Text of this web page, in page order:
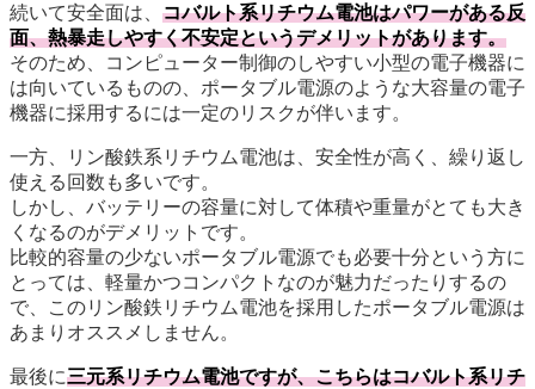
続いて安全面は、 コバルト系リチウム電池はパワーがある反
面、熱暴走しやすく不安定というデメリットがあります。
そのため、コンピューター制御のしやすい小型の電子機器に
は向いているものの、ポータブル電源のような大容量の電子
機器に採用するには一定のリスクが伴います。
一方、リン酸鉄系リチウム電池は、安全性が高く、繰り返し
使える回数も多いです。
しかし、バッテリーの容量に対して体積や重量がとても大き
くなるのがデメリットです。
比較的容量の少ないポータブル電源でも必要十分という方に
とっては、軽量かつコンパクトなのが魅力だったりするの
で、このリン酸鉄リチウム電池を採用したポータブル電源は
あまりオススメしません。
最後に三元系リチウム電池ですが、こちらはコバルト系リチ